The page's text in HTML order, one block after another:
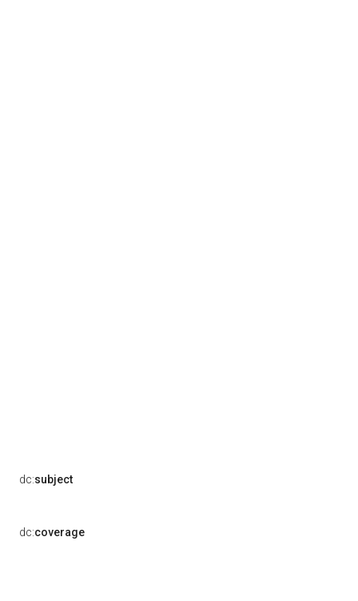
dc:subject
dc:coverage